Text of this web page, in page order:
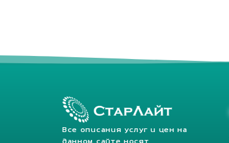
Все описания услуг и цен на